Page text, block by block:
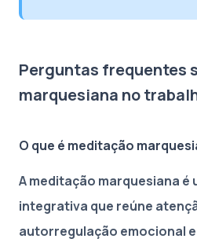
Perguntas frequentes
marquesiana no
O que é meditação
A meditação marquesiana é
integrativa que reúne
autorregulação emocional